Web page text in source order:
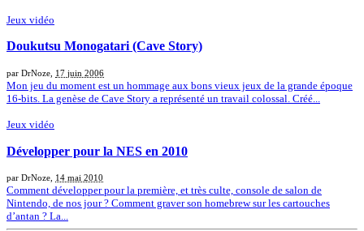
Jeux vidéo
Doukutsu Monogatari (Cave Story)
par DrNoze, 17 juin 2006
Mon jeu du moment est un hommage aux bons vieux jeux de la grande époque
16-bits. La genèse de Cave Story a représenté un travail colossal. Créé...
Jeux vidéo
Développer pour la NES en 2010
par DrNoze, 14 mai 2010
Comment développer pour la première, et très culte, console de salon de
Nintendo, de nos jour ? Comment graver son homebrew sur les cartouches
d’antan ? La...